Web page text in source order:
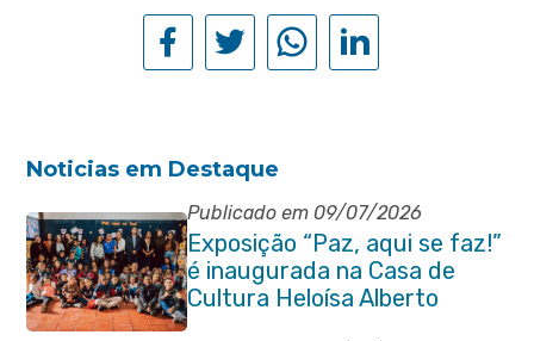
Noticias em Destaque
Publicado em 09/07/2026
Exposição “Paz, aqui se faz!”
é inaugurada na Casa de
Cultura Heloísa Alberto
Torres